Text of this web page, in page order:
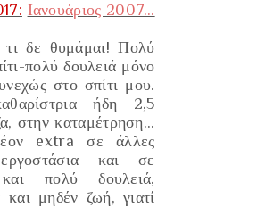
Ιανουάριος 2007…
τι δε θυμάμαι! Πολύ
πολύδουλειά μόνο
στο σπίτι μου.
ήδη 2,5
στην καταμέτρηση...
extra σε άλλες
καισε
πολύ δουλειά,
και μηδέν ζωή, γιατί